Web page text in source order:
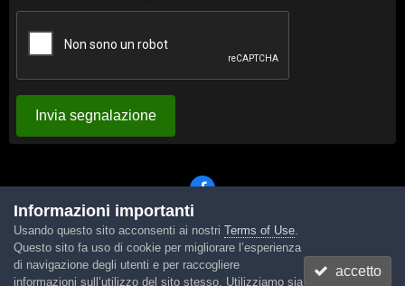
Invia segnalazione
Lingua Tema Contattaci Cookies
Powered by Invision Community
Informazioni importanti
Usando questo sito acconsenti ai nostri Terms of Use.
Questo sito fa uso di cookie per migliorare l’esperienza
di navigazione degli utenti e per raccogliere
informazioni sull’utilizzo del sito stesso. Utilizziamo sia
accetto